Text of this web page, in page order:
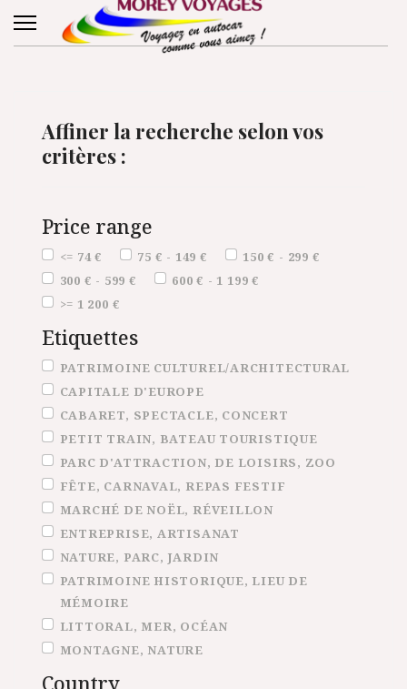
Affiner la recherche selon vos
critères :
Price range
Price range
<= 74 € 75 € - 149 €
150 € - 299 €
300 € - 599 €
600 € - 1 199 €
>= 1 200 €
Etiquettes
Etiquettes
PATRIMOINE CULTUREL/ARCHITECTURAL
CAPITALE D'EUROPE
CABARET, SPECTACLE, CONCERT
PETIT TRAIN, BATEAU TOURISTIQUE
PARC D'ATTRACTION, DE LOISIRS, ZOO
FÊTE, CARNAVAL, REPAS FESTIF
MARCHÉ DE NOËL, RÉVEILLON
ENTREPRISE, ARTISANAT
NATURE, PARC, JARDIN
PATRIMOINE HISTORIQUE, LIEU DE
MÉMOIRE
LITTORAL, MER, OCÉAN
MONTAGNE, NATURE
Country